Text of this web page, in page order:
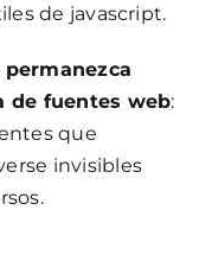
de javascript.
de fuentes web:
que
invisibles